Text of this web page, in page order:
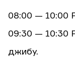
08:00 — 10:00
09:30 — 10:30
джибу.